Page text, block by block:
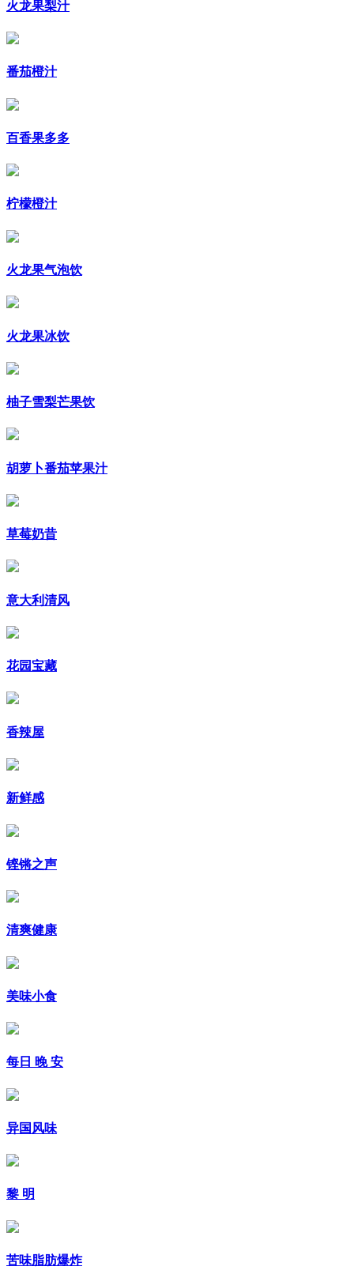
火龙果梨汁
番茄橙汁
百香果多多
柠檬橙汁
火龙果气泡饮
火龙果冰饮
柚子雪梨芒果饮
胡萝卜番茄苹果汁
草莓奶昔
意大利清风
花园宝藏
香辣屋
新鲜感
铿锵之声
清爽健康
美味小食
每日 晚 安
异国风味
黎 明
苦味脂肪爆炸